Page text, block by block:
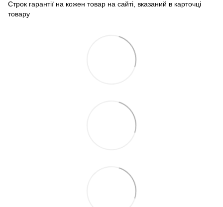
Строк гарантії на кожен товар на сайті, вказаний в карточці
товару